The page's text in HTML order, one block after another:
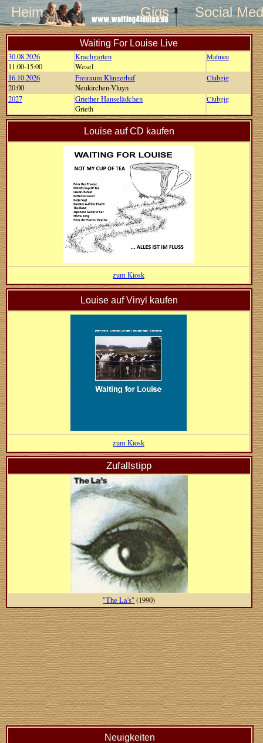
Heim Gigs Social
Waiting For Louise Live
30.08.2026
11:00-15:00
Krachgarten
Wesel
Matinee
16.10.2026
20:00
Freiraum Klingerhuf
Neukirchen-Vluyn
Clubgig
2027
Griether Hanselädchen
Grieth
Clubgig
Louise auf CD kaufen
zum Kiosk
Louise auf Vinyl kaufen
zum Kiosk
Zufallstipp
"The La's" (1990)
Neuigkeiten